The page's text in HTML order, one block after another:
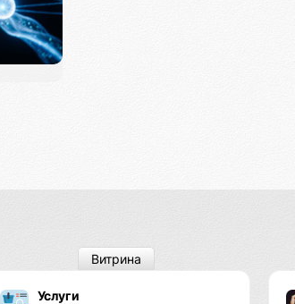
Услуги
Витрина